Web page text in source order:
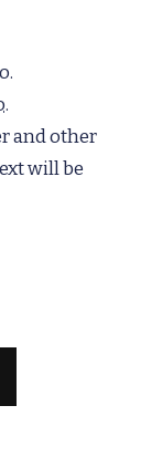
.
and other
will be